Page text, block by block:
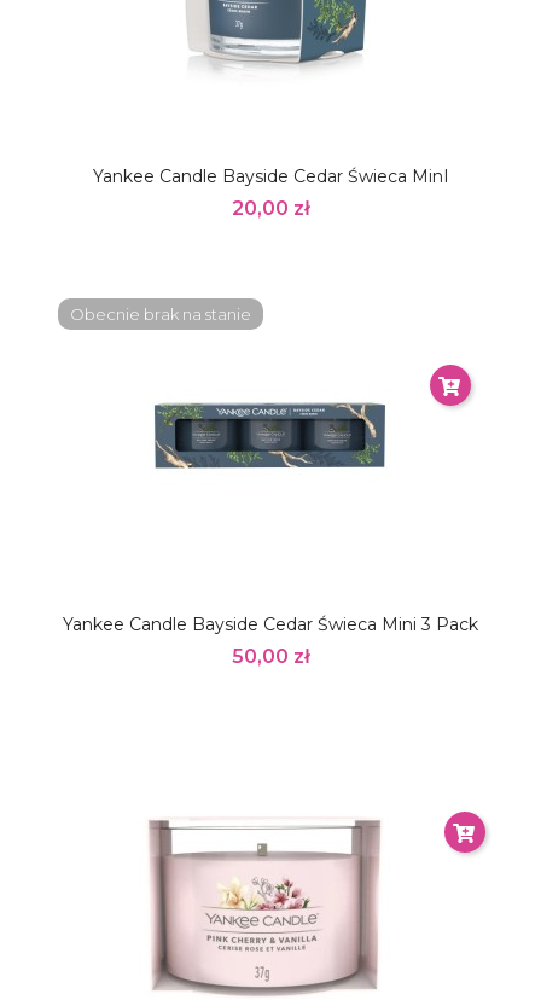
Yankee Candle Bayside Cedar Świeca MinI
20,00 zł
Yankee Candle Bayside Cedar Świeca Mini 3 Pack
50,00 zł
Obecnie brak na stanie